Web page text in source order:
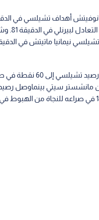
سجل بن ميي
نيمانيا ماتيتش في الدقيقة
وبهذه النتيجة ارتفع رصيد
نقطة في المركز الـ18 في صراعه للنجاة من